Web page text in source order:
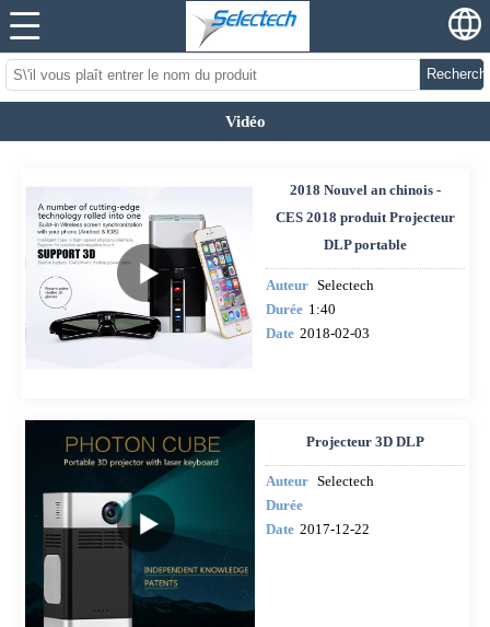
Vidéo
2018 Nouvel an chinois -
CES 2018 produit Projecteur
DLP portable
Auteur Selectech
Durée 1:40
Date 2018-02-03
Projecteur 3D DLP
Auteur Selectech
Durée
Date 2017-12-22